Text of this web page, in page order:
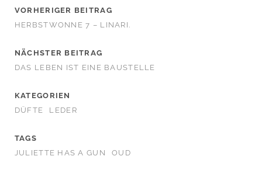
VORHERIGER BEITRAG
HERBSTWONNE 7 – LINARI.
NÄCHSTER BEITRAG
DAS LEBEN IST EINE BAUSTELLE
KATEGORIEN
DÜFTE
LEDER
TAGS
JULIETTE HAS A GUN
OUD